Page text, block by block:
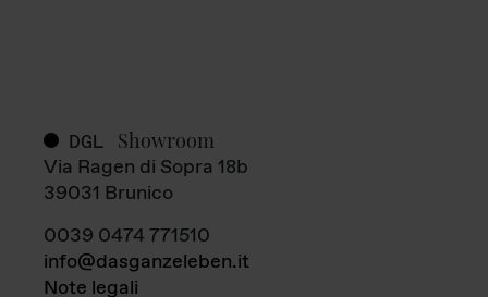
DGL Showroom
Via Ragen di Sopra 18b
39031 Brunico
0039 0474 771510
info@dasganzeleben.it
Note legali